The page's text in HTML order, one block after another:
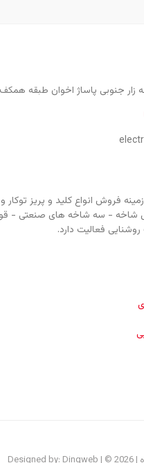
زار جنوبی پاساژ اخوان طبقه همکف
فروش انواع کلید و پریز توکار
شاخه - سه شاخه های صنعتی -
فعالیت دارد.